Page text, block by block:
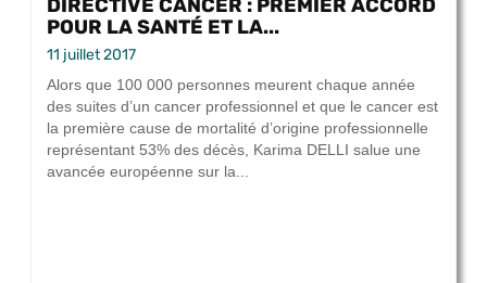
DIRECTIVE CANCER : PREMIER ACCORD
POUR LA SANTÉ ET LA...
11 juillet 2017
Alors que 100 000 personnes meurent chaque année
des suites d’un cancer professionnel et que le cancer est
la première cause de mortalité d’origine professionnelle
représentant 53% des décès, Karima DELLI salue une
avancée européenne sur la...